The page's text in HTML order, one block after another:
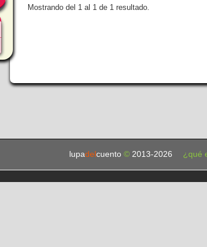
Mostrando del 1 al 1 de 1 resultado.
lupadel cuento © 2013-2026 ¿qué